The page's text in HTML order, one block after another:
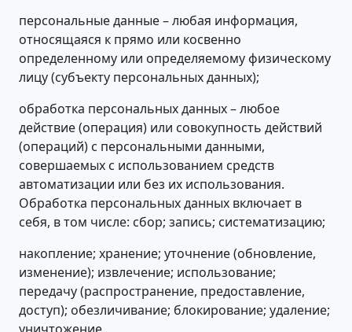
персональные данные – любая информация,
относящаяся к прямо или косвенно
определенному или определяемому физическому
лицу (субъекту персональных данных);
обработка персональных данных – любое
действие (операция) или совокупность действий
(операций) с персональными данными,
совершаемых с использованием средств
автоматизации или без их использования.
Обработка персональных данных включает в
себя, в том числе: сбор; запись; систематизацию;
накопление; хранение; уточнение (обновление,
изменение); извлечение; использование;
передачу (распространение, предоставление,
доступ); обезличивание; блокирование; удаление;